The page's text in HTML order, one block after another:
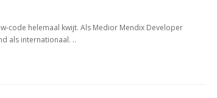
code helemaal kwijt. Als Medior Mendix Developer
als internationaal. ..